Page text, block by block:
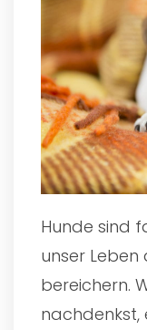
Hunde sind
unser Leben
bereichern.
nachdenkst,